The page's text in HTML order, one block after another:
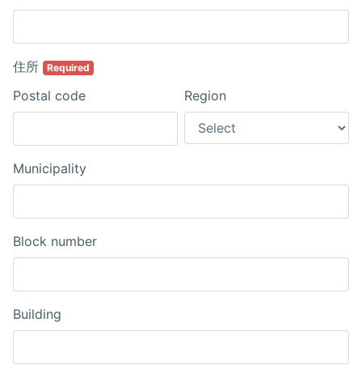
住所 Required
Postal code Region
Municipality
Block number
Building